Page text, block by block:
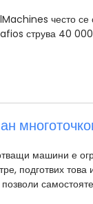
често
струва 40 000
машини е
подготвих това